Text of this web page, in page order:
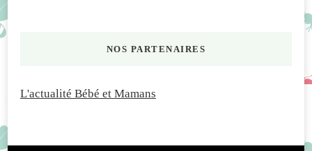
NOS PARTENAIRES
L'actualité Bébé et Mamans